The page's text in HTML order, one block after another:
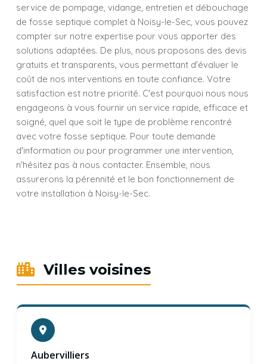
service de pompage, vidange, entretien et débouchage
de fosse septique complet à Noisy-le-Sec, vous pouvez
compter sur notre expertise pour vous apporter des
solutions adaptées. De plus, nous proposons des devis
gratuits et transparents, vous permettant d'évaluer le
coût de nos interventions en toute confiance. Votre
satisfaction est notre priorité. C'est pourquoi nous nous
engageons à vous fournir un service rapide, efficace et
soigné, quel que soit le type de problème rencontré
avec votre fosse septique. Pour toute demande
d'information ou pour programmer une intervention,
n'hésitez pas à nous contacter. Ensemble, nous
assurerons la pérennité et le bon fonctionnement de
votre installation à Noisy-le-Sec.
Villes voisines
Aubervilliers